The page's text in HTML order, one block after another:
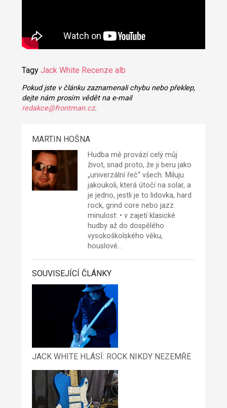
Tagy Jack White Recenze alb
Pokud jste v článku zaznamenali chybu nebo překlep,
dejte nám prosím vědět na e-mail
redakce@frontman.cz.
MARTIN HOŠNA
Hudba mě provází celý můj
život, snad proto, že ji beru jako
„univerzální řeč“ všech. Miluju
jakoukoli, která útočí na solar, a
je jedno, jestli je to lidovka, hard
rock, grind core nebo jazz.
minulost: • v zajetí klasické
hudby až do dospělého
vysokoškolského věku,
houslové…
SOUVISEJÍCÍ ČLÁNKY
JACK WHITE HLÁSÍ: ROCK NIKDY NEZEMŘE